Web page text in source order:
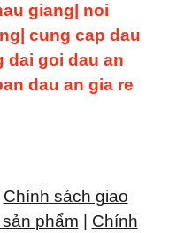
giang| noi
cung cap dau
dai goi dau an
dau an gia re
Chính sách giao
phẩm Chính